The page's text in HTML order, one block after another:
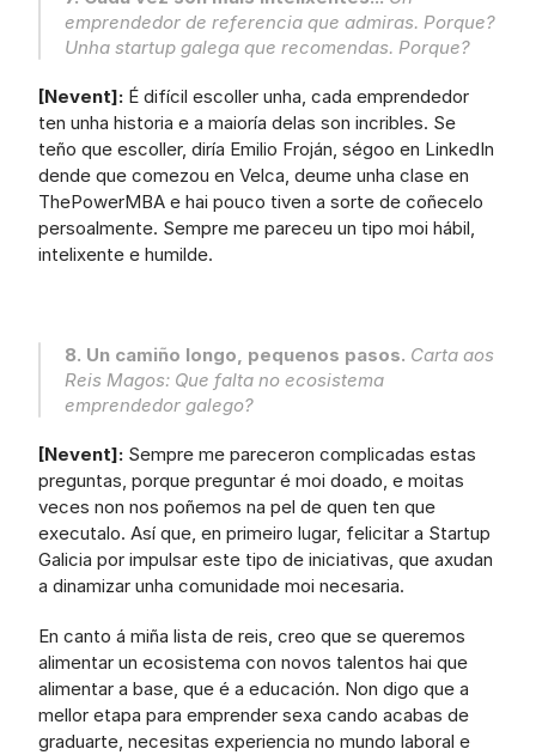
emprendedor de referencia que admiras. Porque?
Unha startup galega que recomendas. Porque?
[Nevent]: É difícil escoller unha, cada emprendedor
ten unha historia e a maioría delas son incribles. Se
teño que escoller, diría Emilio Froján, ségoo en LinkedIn
dende que comezou en Velca, deume unha clase en
ThePowerMBA e hai pouco tiven a sorte de coñecelo
persoalmente. Sempre me pareceu un tipo moi hábil,
intelixente e humilde.
8. Un camiño longo, pequenos pasos. Carta aos
Reis Magos: Que falta no ecosistema
emprendedor galego?
[Nevent]: Sempre me pareceron complicadas estas
preguntas, porque preguntar é moi doado, e moitas
veces non nos poñemos na pel de quen ten que
executalo. Así que, en primeiro lugar, felicitar a Startup
Galicia por impulsar este tipo de iniciativas, que axudan
a dinamizar unha comunidade moi necesaria.
En canto á miña lista de reis, creo que se queremos
alimentar un ecosistema con novos talentos hai que
alimentar a base, que é a educación. Non digo que a
mellor etapa para emprender sexa cando acabas de
graduarte, necesitas experiencia no mundo laboral e